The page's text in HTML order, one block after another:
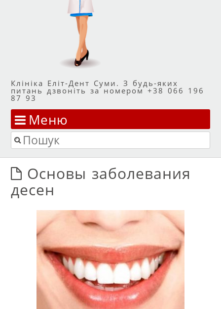
Клініка Еліт-Дент Суми. З будь-яких
питань дзвоніть за номером +38 066 196
87 93
Меню
Перейти до змісту
Пошук
Основы заболевания
десен